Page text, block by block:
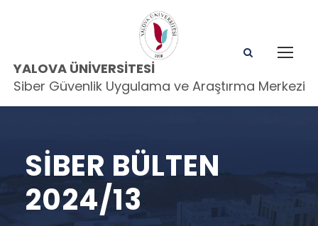
YALOVA ÜNIVERSITESI
Siber Güvenlik Uygulama ve Araştırma Merkezi
SIBER BÜLTEN
2024/13